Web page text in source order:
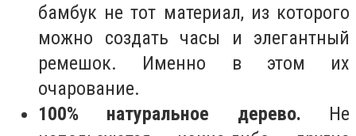
бамбук не тот материал, из которого
можно создать часы и элегантный
ремешок. Именно в этом их
очарование.
100% натуральное дерево. Не